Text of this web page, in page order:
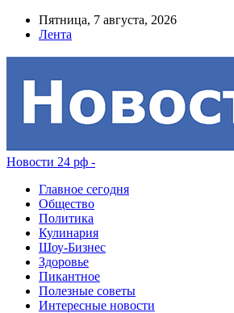
Пятница, 7 августа, 2026
Лента
Новости 24 рф -
Главное сегодня
Общество
Политика
Кулинария
Шоу-Бизнес
Здоровье
Пикантное
Полезные советы
Интересные новости